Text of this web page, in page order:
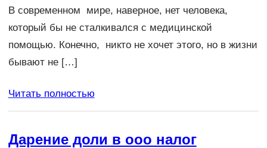
В современном мире, наверное, нет человека,
который бы не сталкивался с медицинской
помощью. Конечно, никто не хочет этого, но в жизни
бывают не […]
Читать полностью
Дарение доли в ооо налог